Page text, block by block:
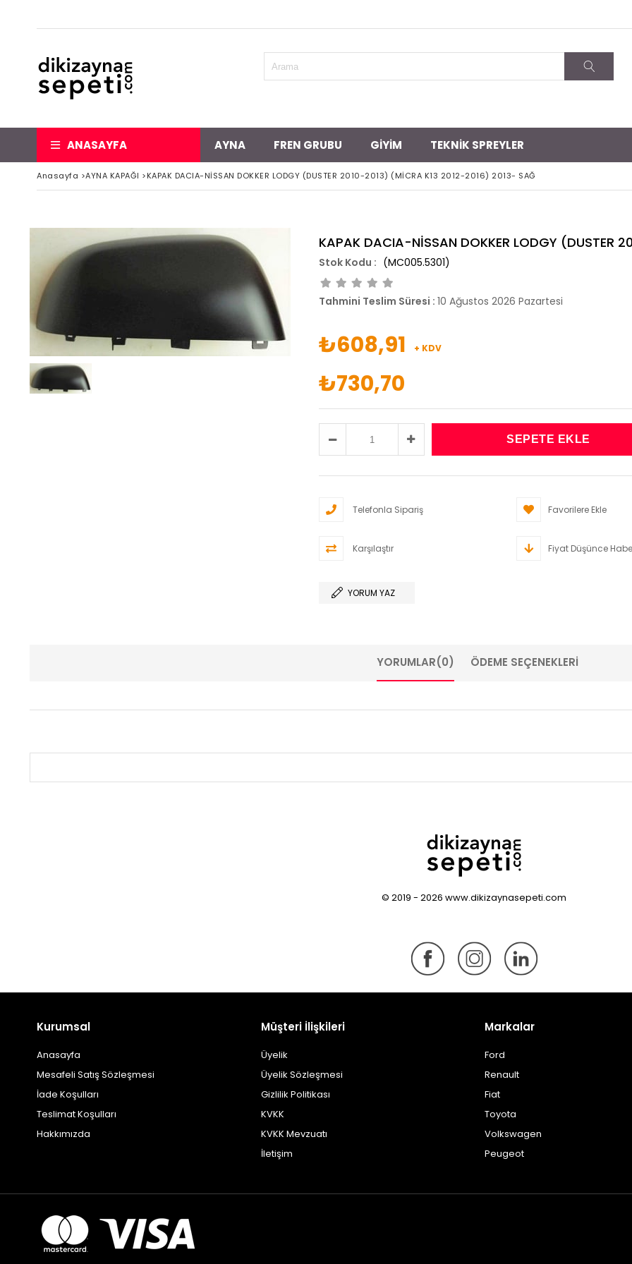
ANASAYFA AYNA FREN GRUBU GİYİM TEKNİK SPREYLER
Anasayfa >AYNA KAPAĞI >KAPAK DACIA-NİSSAN DOKKER LODGY (DUSTER 2010-2013) (MİCRA K13 2012-2016) 2013- SAĞ
KAPAK DACIA-NİSSAN DOKKER LODGY (DUSTER
(MC005.5301)
Tahmini Teslim Süresi : 10 Ağustos 2026 Pazartesi
₺608,91 + KDV
₺730,70
Telefonla Sipariş Favorilere Ekle
Karşılaştır Fiyat Düşünce
YORUM YAZ
YORUMLAR(0) ÖDEME SEÇENEKLERI
© 2019 - 2026 www.dikizaynasepeti.com
Kurumsal
Anasayfa
Mesafeli Satış Sözleşmesi
İade Koşulları
Teslimat Koşulları
Hakkımızda
Müşteri İlişkileri
Üyelik
Üyelik Sözleşmesi
Gizlilik Politikası
KVKK
KVKK Mevzuatı
İletişim
Markalar
Ford
Renault
Fiat
Toyota
Volkswagen
Peugeot